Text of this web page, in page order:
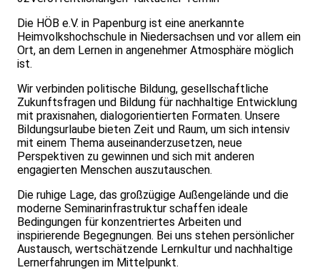
Die HÖB e.V. in Papenburg ist eine anerkannte
Heimvolkshochschule in Niedersachsen und vor allem ein
Ort, an dem Lernen in angenehmer Atmosphäre möglich
ist.
Wir verbinden politische Bildung, gesellschaftliche
Zukunftsfragen und Bildung für nachhaltige Entwicklung
mit praxisnahen, dialogorientierten Formaten. Unsere
Bildungsurlaube bieten Zeit und Raum, um sich intensiv
mit einem Thema auseinanderzusetzen, neue
Perspektiven zu gewinnen und sich mit anderen
engagierten Menschen auszutauschen.
Die ruhige Lage, das großzügige Außengelände und die
moderne Seminarinfrastruktur schaffen ideale
Bedingungen für konzentriertes Arbeiten und
inspirierende Begegnungen. Bei uns stehen persönlicher
Austausch, wertschätzende Lernkultur und nachhaltige
Lernerfahrungen im Mittelpunkt.